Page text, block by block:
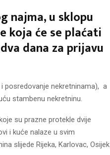
najma, u sklopu
koja će se plaćati
dana za prijavu
posredovanje nekretninama), a
stambenu nekretninu.
su prazne protekle dvije
i kuće nalaze u svim
slijede Rijeka, Karlovac, Osijek